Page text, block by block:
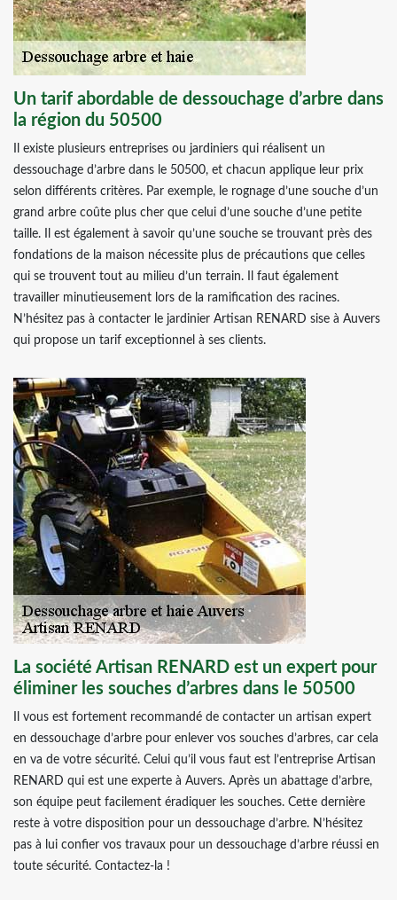
Un tarif abordable de dessouchage d’arbre dans
la région du 50500
Il existe plusieurs entreprises ou jardiniers qui réalisent un
dessouchage d’arbre dans le 50500, et chacun applique leur prix
selon différents critères. Par exemple, le rognage d’une souche d’un
grand arbre coûte plus cher que celui d’une souche d’une petite
taille. Il est également à savoir qu’une souche se trouvant près des
fondations de la maison nécessite plus de précautions que celles
qui se trouvent tout au milieu d’un terrain. Il faut également
travailler minutieusement lors de la ramification des racines.
N’hésitez pas à contacter le jardinier Artisan RENARD sise à Auvers
qui propose un tarif exceptionnel à ses clients.
La société Artisan RENARD est un expert pour
éliminer les souches d’arbres dans le 50500
Il vous est fortement recommandé de contacter un artisan expert
en dessouchage d’arbre pour enlever vos souches d’arbres, car cela
en va de votre sécurité. Celui qu’il vous faut est l’entreprise Artisan
RENARD qui est une experte à Auvers. Après un abattage d’arbre,
son équipe peut facilement éradiquer les souches. Cette dernière
reste à votre disposition pour un dessouchage d’arbre. N’hésitez
pas à lui confier vos travaux pour un dessouchage d’arbre réussi en
toute sécurité. Contactez-la !